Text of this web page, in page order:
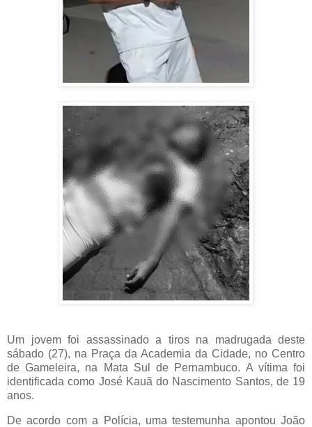
Um jovem foi assassinado a tiros na madrugada deste
sábado (27), na Praça da Academia da Cidade, no Centro
de Gameleira, na Mata Sul de Pernambuco. A vítima foi
identificada como José Kauã do Nascimento Santos, de 19
anos.
De acordo com a Polícia, uma testemunha apontou João